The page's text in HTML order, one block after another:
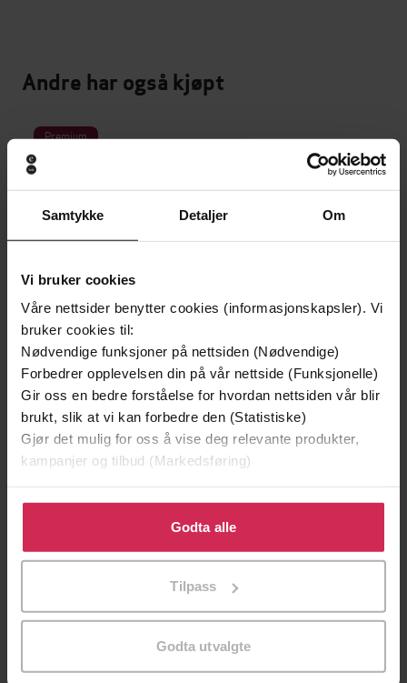
Samtykke Detaljer Om
Vi bruker cookies
Våre nettsider benytter cookies (informasjonskapsler). Vi
bruker cookies til:
Nødvendige funksjoner på nettsiden (Nødvendige)
Forbedrer opplevelsen din på vår nettside (Funksjonelle)
Gir oss en bedre forståelse for hvordan nettsiden vår blir
brukt, slik at vi kan forbedre den (Statistiske)
Gjør det mulig for oss å vise deg relevante produkter,
kampanjer og tilbud (Markedsføring)
Klikk på «Godta alle» for å gi oss ditt samtykke til å
bruke cookies for alle disse formålene. Du kan også
tilpasse ditt samtykke til spesifikke formål ved å klikke
Godta alle
Tilpass
Godta utvalgte
Andre har også kjøpt
Premium
399,-
Modigliani-skandalen
Ken Follett
An epic thriller from the No. 1 bestseller
Forfattere Stephen King(forfatter),Stephen King
(innleser)
Forlag Hodder & Stoughton